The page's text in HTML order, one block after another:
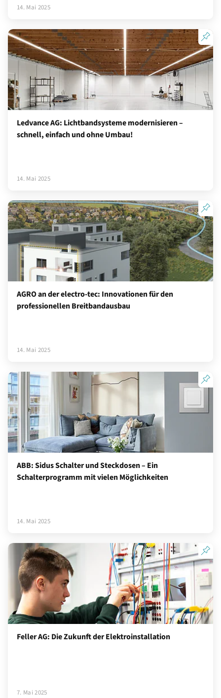
14. Mai 2025
Ledvance AG: Lichtbandsysteme modernisieren –
schnell, einfach und ohne Umbau!
14. Mai 2025
AGRO an der electro-tec: Innovationen für den
professionellen Breitbandausbau
14. Mai 2025
ABB: Sidus Schalter und Steckdosen – Ein
Schalterprogramm mit vielen Möglichkeiten
14. Mai 2025
Feller AG: Die Zukunft der Elektroinstallation
7. Mai 2025